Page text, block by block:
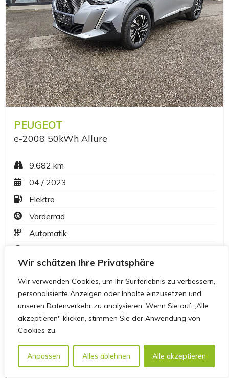
Wir schätzen Ihre Privatsphäre
Wir verwenden Cookies, um Ihr Surferlebnis zu verbessern,
personalisierte Anzeigen oder Inhalte einzusetzen und
unseren Datenverkehr zu analysieren. Wenn Sie auf „Alle
akzeptieren" klicken, stimmen Sie der Anwendung von
Cookies zu.
Anpassen Alles ablehnen Alle akzeptieren